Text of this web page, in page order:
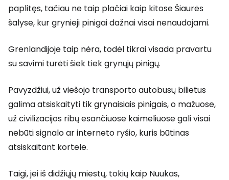
paplitęs, tačiau ne taip plačiai kaip kitose Šiaurės
šalyse, kur grynieji pinigai dažnai visai nenaudojami.
Grenlandijoje taip nėra, todėl tikrai visada pravartu
su savimi turėti šiek tiek grynųjų pinigų.
Pavyzdžiui, už viešojo transporto autobusų bilietus
galima atsiskaityti tik grynaisiais pinigais, o mažuose,
už civilizacijos ribų esančiuose kaimeliuose gali visai
nebūti signalo ar interneto ryšio, kuris būtinas
atsiskaitant kortele.
Taigi, jei iš didžiųjų miestų, tokių kaip Nuukas,